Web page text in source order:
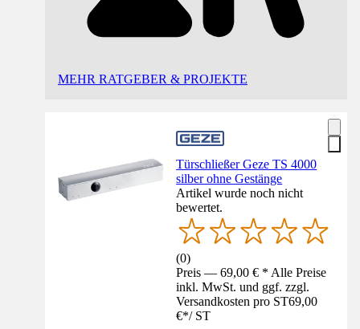
MEHR RATGEBER & PROJEKTE
Türschließer Geze TS 4000
silber ohne Gestänge
Artikel wurde noch nicht
bewertet.
(0)
Preis — 69,00 € * Alle Preise
inkl. MwSt. und ggf. zzgl.
Versandkosten pro ST69,00
€*/ ST